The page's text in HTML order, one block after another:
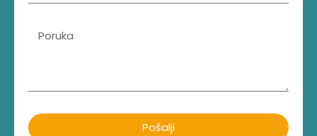
Pošalji